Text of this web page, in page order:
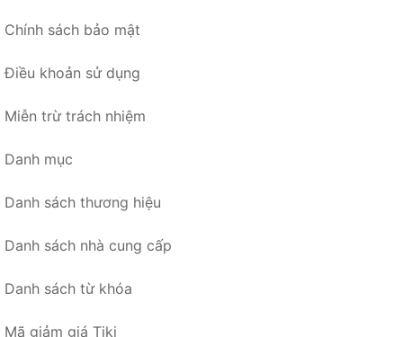
Chính sách bảo mật
Điều khoản sử dụng
Miễn trừ trách nhiệm
Danh mục
Danh sách thương hiệu
Danh sách nhà cung cấp
Danh sách từ khóa
Mã giảm giá Tiki